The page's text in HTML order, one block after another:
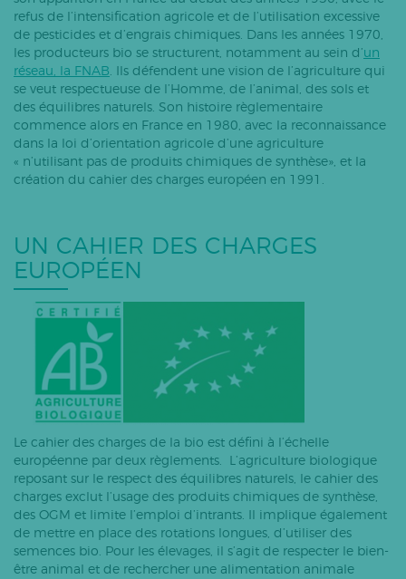
refus de l’intensification agricole et de l’utilisation excessive
de pesticides et d’engrais chimiques. Dans les années 1970,
les producteurs bio se structurent, notamment au sein d’un
réseau, la FNAB. Ils défendent une vision de l’agriculture qui
se veut respectueuse de l’Homme, de l’animal, des sols et
des équilibres naturels. Son histoire règlementaire
commence alors en France en 1980, avec la reconnaissance
dans la loi d’orientation agricole d’une agriculture
« n’utilisant pas de produits chimiques de synthèse», et la
création du cahier des charges européen en 1991.
UN CAHIER DES CHARGES
EUROPÉEN
Le cahier des charges de la bio est défini à l’échelle
européenne par deux règlements. L’agriculture biologique
reposant sur le respect des équilibres naturels, le cahier des
charges exclut l’usage des produits chimiques de synthèse,
des OGM et limite l’emploi d’intrants. Il implique également
de mettre en place des rotations longues, d’utiliser des
semences bio. Pour les élevages, il s’agit de respecter le bien-
être animal et de rechercher une alimentation animale